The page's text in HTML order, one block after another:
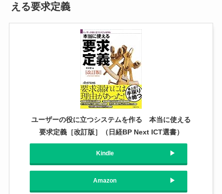
える要求定義
ユーザーの役に立つシステムを作る 本当に使える
要求定義［改訂版］（日経BP Next ICT選書）
Kindle
Amazon